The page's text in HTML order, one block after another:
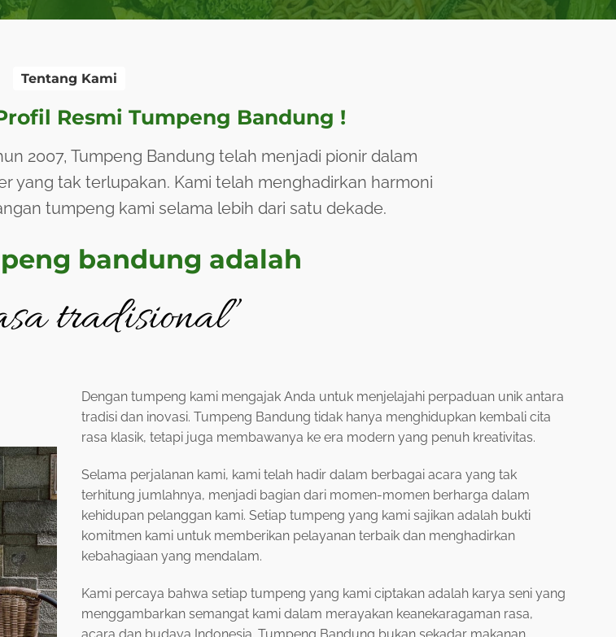
Tentang Kami
Resmi Tumpeng Bandung !
2007, Tumpeng Bandung telah menjadi pionir dalam
yang tak terlupakan. Kami telah menghadirkan harmoni
tumpeng kami selama lebih dari satu dekade.
bandung adalah
tradisional”
Dengan tumpeng kami mengajak Anda untuk menjelajahi perpaduan unik antara
tradisi dan inovasi. Tumpeng Bandung tidak hanya menghidupkan kembali cita
rasa klasik, tetapi juga membawanya ke era modern yang penuh kreativitas.
Selama perjalanan kami, kami telah hadir dalam berbagai acara yang tak
terhitung jumlahnya, menjadi bagian dari momen-momen berharga dalam
kehidupan pelanggan kami. Setiap tumpeng yang kami sajikan adalah bukti
komitmen kami untuk memberikan pelayanan terbaik dan menghadirkan
kebahagiaan yang mendalam.
Kami percaya bahwa setiap tumpeng yang kami ciptakan adalah karya seni yang
menggambarkan semangat kami dalam merayakan keanekaragaman rasa,